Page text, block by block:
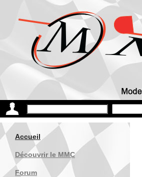
Accueil
Découvrir le MMC
Forum